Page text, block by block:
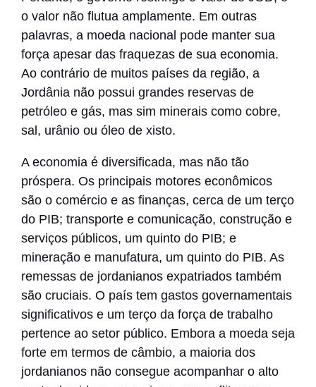
o valor não flutua amplamente. Em outras
palavras, a moeda nacional pode manter sua
força apesar das fraquezas de sua economia.
Ao contrário de muitos países da região, a
Jordânia não possui grandes reservas de
petróleo e gás, mas sim minerais como cobre,
sal, urânio ou óleo de xisto.
A economia é diversificada, mas não tão
próspera. Os principais motores econômicos
são o comércio e as finanças, cerca de um terço
do PIB; transporte e comunicação, construção e
serviços públicos, um quinto do PIB; e
mineração e manufatura, um quinto do PIB. As
remessas de jordanianos expatriados também
são cruciais. O país tem gastos governamentais
significativos e um terço da força de trabalho
pertence ao setor público. Embora a moeda seja
forte em termos de câmbio, a maioria dos
jordanianos não consegue acompanhar o alto